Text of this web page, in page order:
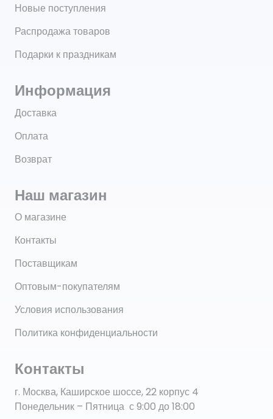
Новые поступления
Распродажа товаров
Подарки к праздникам
Информация
Доставка
Оплата
Возврат
Наш магазин
О магазине
Контакты
Поставщикам
Оптовым-покупателям
Условия использования
Политика конфиденциальности
Контакты
г. Москва, Каширское шоссе, 22 корпус 4
Понедельник – Пятница с 9:00 до 18:00